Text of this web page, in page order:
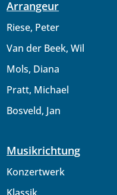
Arrangeur
Riese, Peter
Van der Beek, Wil
Mols, Diana
Pratt, Michael
Bosveld, Jan
Musikrichtung
Konzertwerk